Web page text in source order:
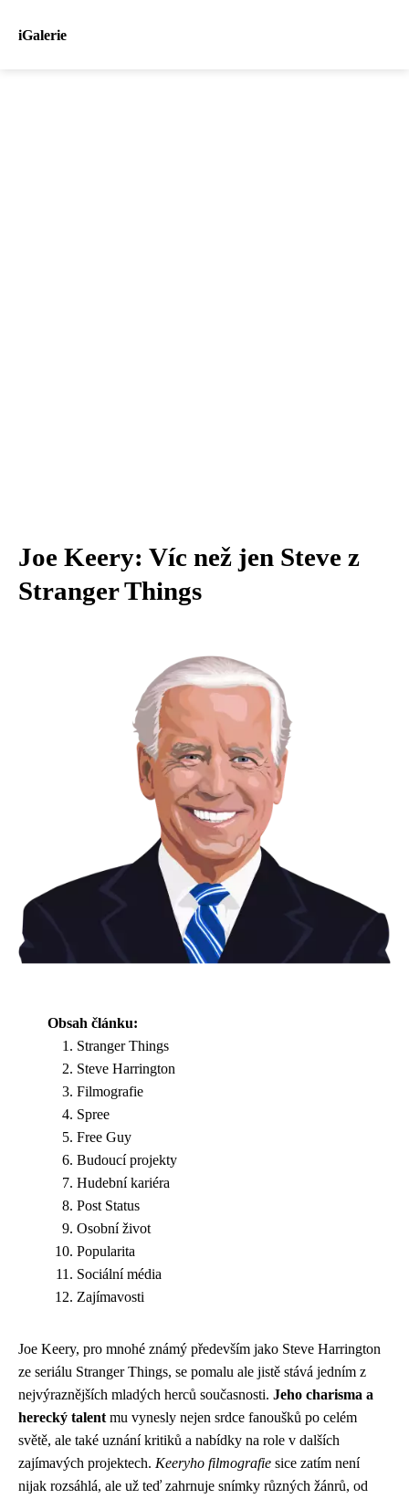
iGalerie
Joe Keery: Víc než jen Steve z
Stranger Things
Obsah článku:
Stranger Things
Steve Harrington
Filmografie
Spree
Free Guy
Budoucí projekty
Hudební kariéra
Post Status
Osobní život
Popularita
Sociální média
Zajímavosti
Joe Keery, pro mnohé známý především jako Steve Harrington
ze seriálu Stranger Things, se pomalu ale jistě stává jedním z
nejvýraznějších mladých herců současnosti. Jeho charisma a
herecký talent mu vynesly nejen srdce fanoušků po celém
světě, ale také uznání kritiků a nabídky na role v dalších
zajímavých projektech. Keeryho filmografie sice zatím není
nijak rozsáhlá, ale už teď zahrnuje snímky různých žánrů, od